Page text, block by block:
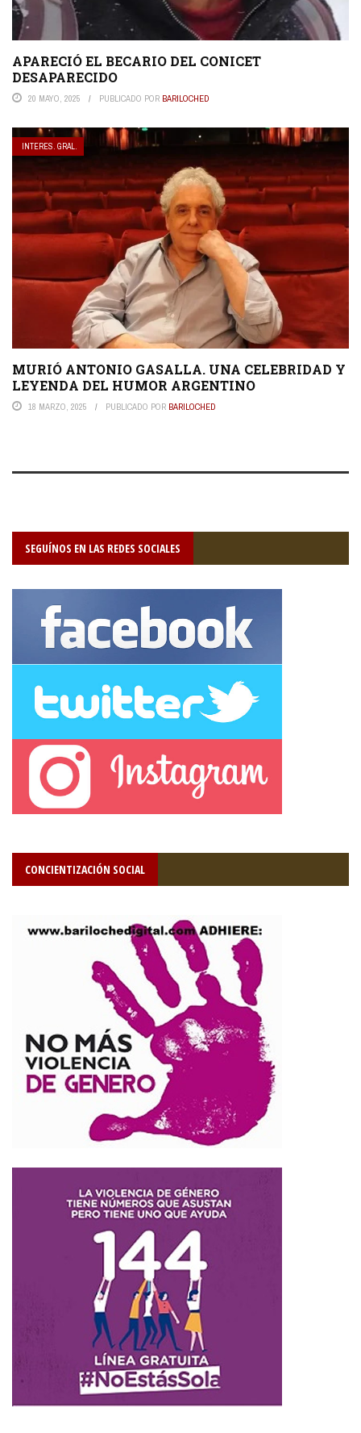
APARECIÓ EL BECARIO DEL CONICET
DESAPARECIDO
20 MAYO, 2025 PUBLICADO POR BARILOCHED
INTERES. GRAL.
MURIÓ ANTONIO GASALLA. UNA CELEBRIDAD Y
LEYENDA DEL HUMOR ARGENTINO
18 MARZO, 2025 PUBLICADO POR BARILOCHED
SEGUÍNOS EN LAS REDES SOCIALES
CONCIENTIZACIÓN SOCIAL